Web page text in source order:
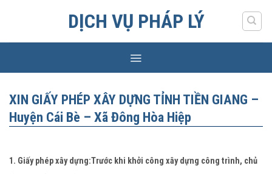
DỊCH VỤ PHÁP LÝ
XIN GIẤY PHÉP XÂY DỰNG TỈNH TIỀN GIANG –
Huyện Cái Bè – Xã Đông Hòa Hiệp
1. Giấy phép xây dựng:Trước khi khởi công xây dựng công trình, chủ